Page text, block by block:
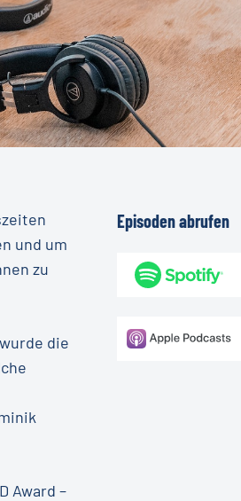
und um
zu
die
Award –
Episodenabrufen